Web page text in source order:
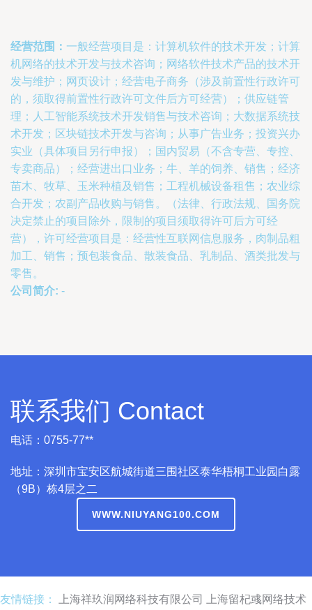
经营范围： 一般经营项目是：计算机软件的技术开发；计算
机网络的技术开发与技术咨询；网络软件技术产品的技术开
发与维护；网页设计；经营电子商务（涉及前置性行政许可
的，须取得前置性行政许可文件后方可经营）；供应链管
理；人工智能系统技术开发销售与技术咨询；大数据系统技
术开发；区块链技术开发与咨询；从事广告业务；投资兴办
实业（具体项目另行申报）；国内贸易（不含专营、专控、
专卖商品）；经营进出口业务；牛、羊的饲养、销售；经济
苗木、牧草、玉米种植及销售；工程机械设备租售；农业综
合开发；农副产品收购与销售。（法律、行政法规、国务院
决定禁止的项目除外，限制的项目须取得许可后方可经
营），许可经营项目是：经营性互联网信息服务，肉制品粗
加工、销售；预包装食品、散装食品、乳制品、酒类批发与
零售。
公司简介: -
联系我们 Contact
电话：0755-77**
地址：深圳市宝安区航城街道三围社区泰华梧桐工业园白露
（9B）栋4层之二
WWW.NIUYANG100.COM
友情链接： 上海祥玖润网络科技有限公司
上海留杞彧网络技术